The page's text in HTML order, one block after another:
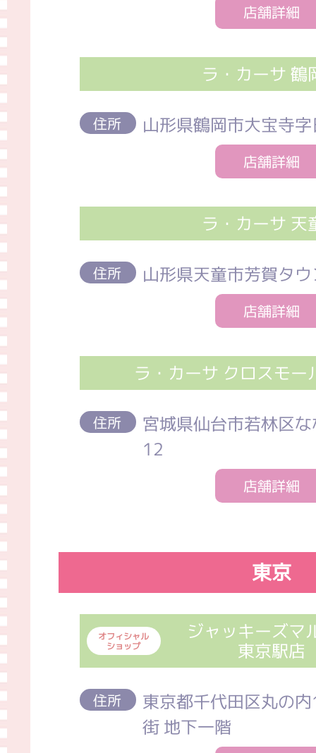
店舗詳細
ラ・カーサ 鶴
住所 山形県鶴岡市大宝寺
店舗詳細
ラ・カーサ 天
住所 山形県天童市芳賀タ
店舗詳細
ラ・カーサ クロスモー
住所
宮城県仙台市若林区
12
店舗詳細
東京
オフィシャル
ショップ
ジャッキーズマ
東京駅店
住所
東京都千代田区丸の
街 地下一階